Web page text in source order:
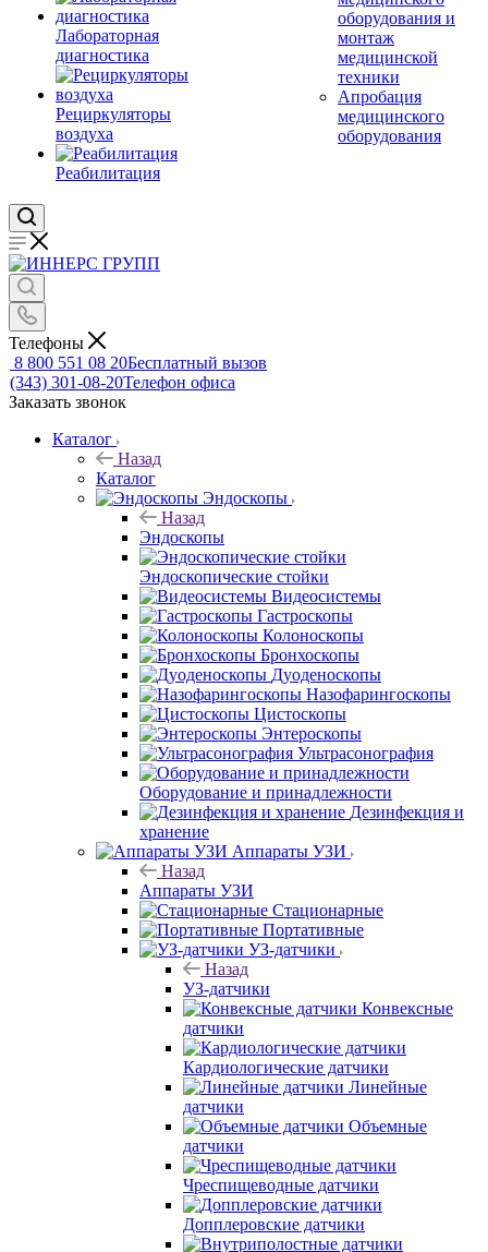
Лабораторная
диагностика
Рециркуляторы
воздуха
Реабилитация
оборудования и
монтаж
медицинской
техники
Апробация
медицинского
оборудования
Телефоны
8 800 551 08 20Бесплатный вызов
(343) 301-08-20Телефон офиса
Заказать звонок
Каталог
Назад
Каталог
Эндоскопы
Назад
Эндоскопы
Эндоскопические стойки
Видеосистемы
Гастроскопы
Колоноскопы
Бронхоскопы
Дуоденоскопы
Назофарингоскопы
Цистоскопы
Энтероскопы
Ультрасонография
Оборудование и принадлежности
Дезинфекция и
хранение
Аппараты УЗИ
Назад
Аппараты УЗИ
Стационарные
Портативные
УЗ-датчики
Назад
УЗ-датчики
Конвексные
датчики
Кардиологические датчики
Линейные
датчики
Объемные
датчики
Чреспищеводные датчики
Допплеровские датчики